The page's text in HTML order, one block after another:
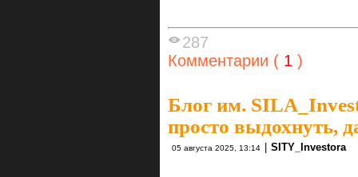
287
Комментарии ( 1 )
Блог им.
просто выдохнуть,
05 августа 2025, 13:14 SITY_Investora